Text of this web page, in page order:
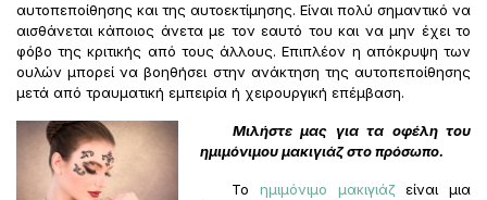
αυτοπεποίθησης και της αυτοεκτίμησης. Είναι πολύ σημαντικό να
αισθάνεται κάποιος άνετα με τον εαυτό του και να μην έχει το
φόβο της κριτικής από τους άλλους. Επιπλέον η απόκρυψη των
ουλών μπορεί να βοηθήσει στην ανάκτηση της αυτοπεποίθησης
μετά από τραυματική εμπειρία ή χειρουργική επέμβαση.
Μιλήστε μας για τα οφέλη του
ημιμόνιμου μακιγιάζ στο πρόσωπο.
Το ημιμόνιμο μακιγιάζ είναι μια